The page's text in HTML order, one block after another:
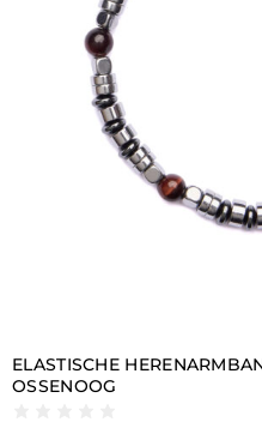
ELASTISCHE
OSSENOOG